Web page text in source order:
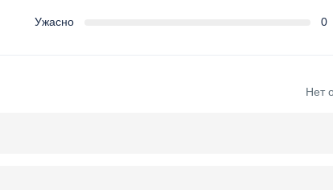
Ужасно 0
Нет